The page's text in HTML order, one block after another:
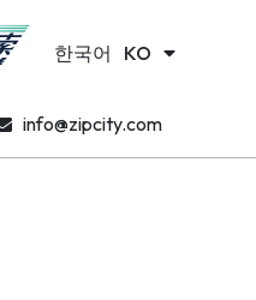
한국어 KO
日本語 JA
info@zipcity.com